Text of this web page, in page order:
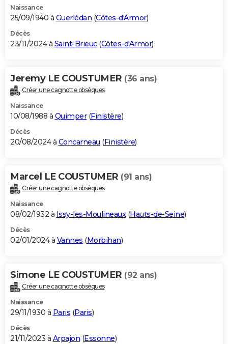
Naissance
25/09/1940 à Guerlédan (Côtes-d'Armor)
Décès
23/11/2024 à Saint-Brieuc(Côtes-d'Armor)
Jeremy LE COUSTUMER (36 ans)
Créer une cagnotte obsèques
Naissance
10/08/1988 à Quimper(Finistère)
Décès
20/08/2024 à Concarneau (Finistère)
Marcel LE COUSTUMER (91 ans)
Créer une cagnotte obsèques
Naissance
08/02/1932 à Issy-les-Moulineaux(Hauts-de-Seine)
Décès
02/01/2024 à Vannes (Morbihan)
Simone LE COUSTUMER (92 ans)
Créer une cagnotte obsèques
Naissance
29/11/1930 à Paris (Paris)
Décès
21/11/2023 à Arpajon (Essonne)